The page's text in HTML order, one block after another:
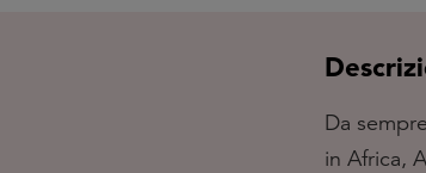
Da
in Africa,